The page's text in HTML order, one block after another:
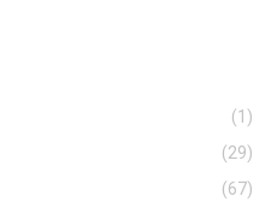
(1)
(29)
(67)